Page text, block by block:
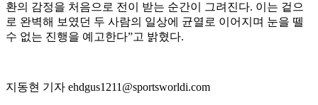
환의 감정을 처음으로 전이 받는 순간이 그려진다. 이는 겉으
로 완벽해 보였던 두 사람의 일상에 균열로 이어지며 눈을 뗄
수 없는 진행을 예고한다”고 밝혔다.
지동현 기자 ehdgus1211@sportsworldi.com